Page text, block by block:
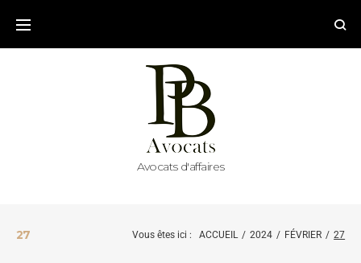
Avocats d'affaires
27 Vous êtes ici : ACCUEIL / 2024 / FÉVRIER / 27